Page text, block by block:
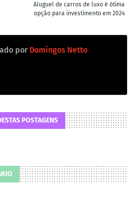
Aluguel de carros de luxo é ótima
opção para investimento em 2024
por Domingos Netto
POSTAGENS